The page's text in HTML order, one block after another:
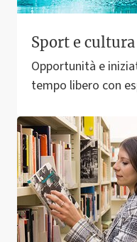
Sport e cultura
Opportunità e
tempo libero con